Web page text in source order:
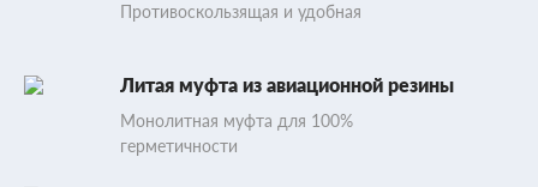
Противоскользящая и удобная
Литая муфта из авиационной резины
Монолитная муфта для 100%
герметичности